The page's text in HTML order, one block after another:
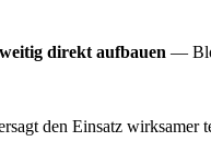
direkt aufbauen —
den Einsatz wirksamer